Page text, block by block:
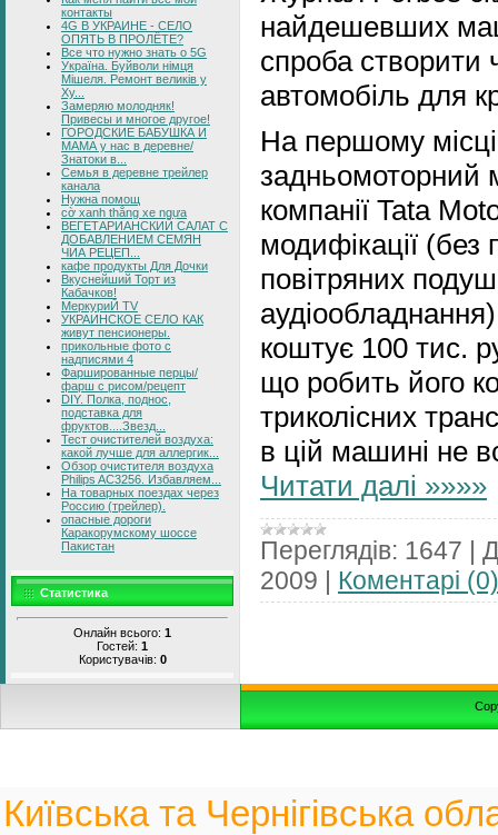
контакты
4G В УКРАИНЕ - СЕЛО
ОПЯТЬ В ПРОЛЁТЕ?
Все что нужно знать о 5G
Україна. Буйволи німця
Мішеля. Ремонт великів у
Ху...
Замеряю молодняк!
Привесы и многое другое!
ГОРОДСКИЕ БАБУШКА И
МАМА у нас в деревне/
Знатоки в...
Семья в деревне трейлер
канала
Нужна помощ
cờ xanh thắng xe ngựa
ВЕГЕТАРИАНСКИЙ САЛАТ С
ДОБАВЛЕНИЕМ СЕМЯН
ЧИА РЕЦЕП...
кафе продукты Для Дочки
Вкуснейший Торт из
Кабачков!
МеркуриЙ TV
УКРАИНСКОЕ СЕЛО КАК
живут пенсионеры.
прикольные фото с
надписями 4
Фаршированные перцы/
фарш с рисом/рецепт
DIY. Полка, поднос,
подставка для
фруктов....Звезд...
Тест очистителей воздуха:
какой лучше для аллергик...
Обзор очистителя воздуха
Philips AC3256. Избавляем...
На товарных поездах через
Россию (трейлер).
опасные дороги
Каракорумскому шоссе
Пакистан
Статистика
Онлайн всього: 1
Гостей: 1
Користувачів: 0
найдешевших
спроба створити
автомобіль для
На першому
задньомоторний
компанії Tata
модифікації
повітряних
коштує 100 тис.
що робить його
триколісних
в цій машині не
Читати далі »»»»
Переглядів: 1647 |
2009 | Коментарі (0)
Київська та Чернігівська